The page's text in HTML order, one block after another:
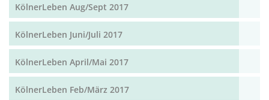
KölnerLeben Aug/Sept 2017
KölnerLeben Juni/Juli 2017
KölnerLeben April/Mai 2017
KölnerLeben Feb/März 2017